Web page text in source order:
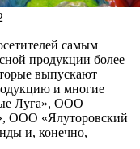
самым
продукции более
выпускают
и многие
Луга», ООО
ООО «Ялуторовский
и, конечно,